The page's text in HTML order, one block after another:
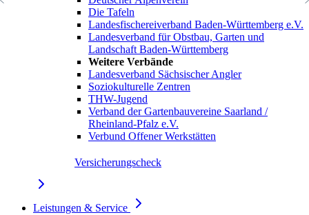
Die Tafeln
Landesfischereiverband Baden-Württemberg e.V.
Landesverband für Obstbau, Garten und
Landschaft Baden-Württemberg
Weitere Verbände
Landesverband Sächsischer Angler
Soziokulturelle Zentren
THW-Jugend
Verband der Gartenbauvereine Saarland /
Rheinland-Pfalz e.V.
Verbund Offener Werkstätten
Versicherungscheck
Leistungen & Service